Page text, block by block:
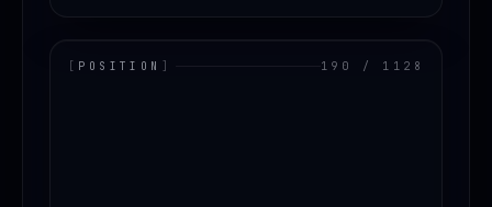
[ POSITION ] 190 / 1128